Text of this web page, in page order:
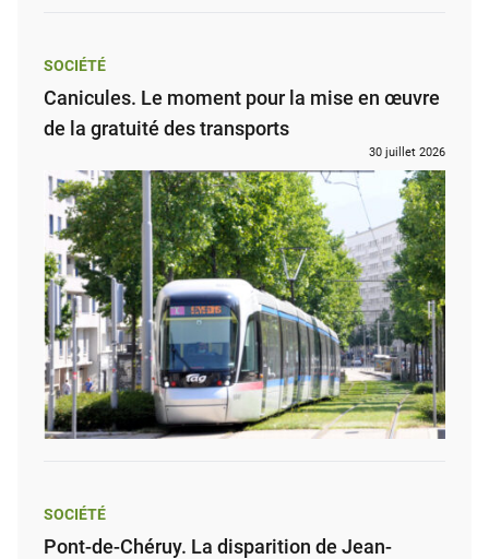
SOCIÉTÉ
Canicules. Le moment pour la mise en œuvre
de la gratuité des transports
30 juillet 2026
SOCIÉTÉ
Pont-de-Chéruy. La disparition de Jean-